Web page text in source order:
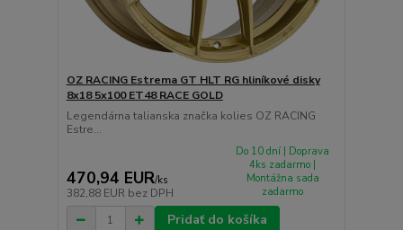
OZ RACING Estrema GT HLT RG hliníkové disky
8x18 5x100 ET48 RACE GOLD
Legendárna talianska značka kolies OZ RACING
Estre...
470,94 EUR/ks
382,88 EUR bez DPH
Do 10 dní | Doprava
4ks zadarmo |
Montážna sada
zadarmo
Pridať do košíka